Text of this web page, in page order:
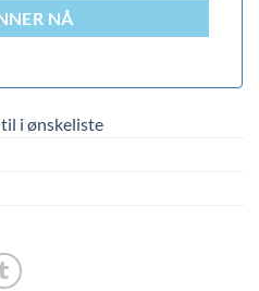
NÅ
til i ønskeliste